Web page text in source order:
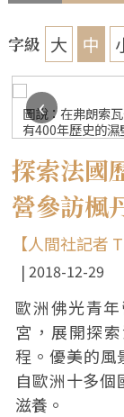
字級 大 中
圖說：在弗朗索
有400年歷史的
‹
探索法國
營參訪楓
【人間社記者
2018-12-29
歐洲佛光青
宮，展開探
程。優美的風
自歐洲十多個
滋養。